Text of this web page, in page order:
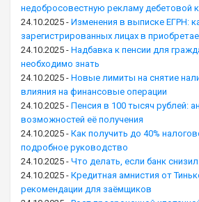
недобросовестную рекламу дебетовой
24.10.2025 - Изменения в выписке ЕГРН:
зарегистрированных лицах в
24.10.2025 - Надбавка к пенсии для
необходимо знать
24.10.2025 - Новые лимиты на снятие
влияния на финансовые операции
24.10.2025 - Пенсия в 100 тысяч рублей:
возможностей её получения
24.10.2025 - Как получить до 40%
подробное руководство
24.10.2025 - Что делать, если банк
24.10.2025 - Кредитная амнистия от
рекомендации для заёмщиков